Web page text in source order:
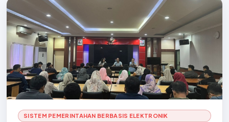
SISTEM PEMERINTAHAN BERBASIS ELEKTRONIK